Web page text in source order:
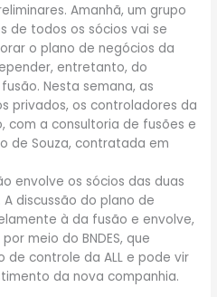
Amanhã, um grupo
de todos os sócios vai se
o plano de negócios da
entretanto, do
Nesta semana, as
privados, os controladores da
com a consultoria de fusões e
de Souza, contratada em
envolve os sócios das duas
discussão do plano de
à da fusão e envolve,
meio do BNDES, que
controle da ALL e pode vir
da nova companhia.